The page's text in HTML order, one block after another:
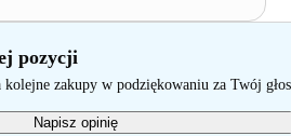
pozycji
kolejne zakupy w podziękowaniu za Twój głos
Napisz opinię